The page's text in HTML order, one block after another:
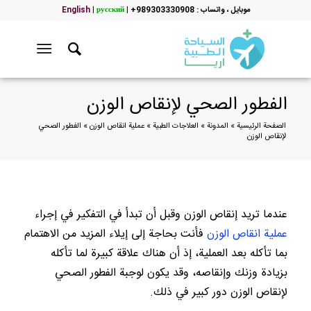
موبایل ، واتساب : 989303330908+ |
English| русский
الفطور الصحي لإنقاص الوزن
الصفحة الرئيسية» المدونة» العلاجات الطبية» عملية انقاص الوزن» الفطور الصحي
لإنقاص الوزن
عندما تريد إنقاص الوزن وقبل أن تبدأ في التفكير في إجراء
عملية انقاص الوزنفأنت بحاجة إلى إيلاء المزيد من الاهتمام
بما تأكله بعد العملية، إذ أن هناك علاقة كبيرة لما تأكله
بزيادة وزنك وإنقاصه، وقد يكون لوجبة الفطور الصحي
لإنقاص الوزن دور كبير في ذلك.